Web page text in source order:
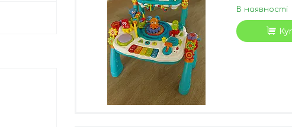
В наявності